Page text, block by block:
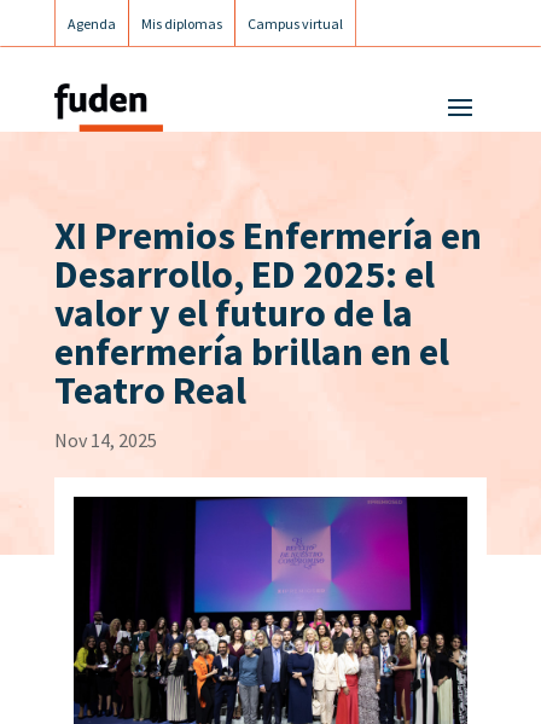
Agenda Mis diplomas Campus virtual
XI Premios Enfermería en
Desarrollo, ED 2025: el
valor y el futuro de la
enfermería brillan en el
Teatro Real
Nov 14, 2025